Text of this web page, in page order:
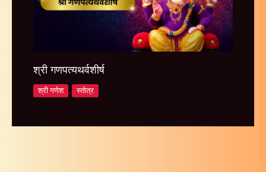
श्री गणपत्यथर्वशीर्ष
श्री गणेश , स्तोत्र